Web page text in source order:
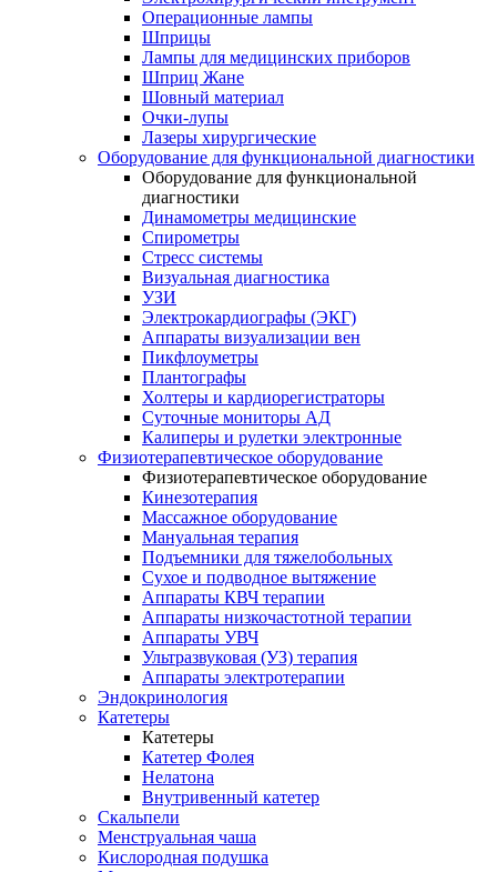
Операционные лампы
Шприцы
Лампы для медицинских приборов
Шприц Жане
Шовный материал
Очки-лупы
Лазеры хирургические
Оборудование для функциональной диагностики
Оборудование для функциональной
диагностики
Динамометры медицинские
Спирометры
Стресс системы
Визуальная диагностика
УЗИ
Электрокардиографы (ЭКГ)
Аппараты визуализации вен
Пикфлоуметры
Плантографы
Холтеры и кардиорегистраторы
Суточные мониторы АД
Калиперы и рулетки электронные
Физиотерапевтическое оборудование
Физиотерапевтическое оборудование
Кинезотерапия
Массажное оборудование
Мануальная терапия
Подъемники для тяжелобольных
Сухое и подводное вытяжение
Аппараты КВЧ терапии
Аппараты низкочастотной терапии
Аппараты УВЧ
Ультразвуковая (УЗ) терапия
Аппараты электротерапии
Эндокринология
Катетеры
Катетеры
Катетер Фолея
Нелатона
Внутривенный катетер
Скальпели
Менструальная чаша
Кислородная подушка